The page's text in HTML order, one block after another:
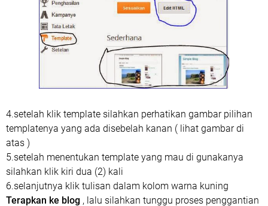
4.setelah klik template silahkan perhatikan gambar pilihan
templatenya yang ada disebelah kanan ( lihat gambar di
atas )
5.setelah menentukan template yang mau di gunakanya
silahkan klik kiri dua (2) kali
6.selanjutnya klik tulisan dalam kolom warna kuning
Terapkan ke blog , lalu silahkan tunggu proses penggantian